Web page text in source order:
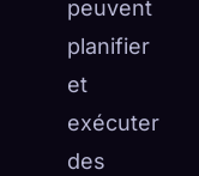
peuvent
planifier
et
exécuter
des